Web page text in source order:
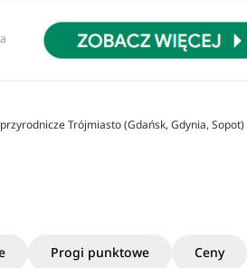
Trójmiasto (Gdańsk, Gdynia, Sopot)
Progi punktowe Ceny